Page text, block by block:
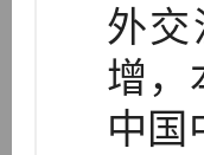
外
增，
中国